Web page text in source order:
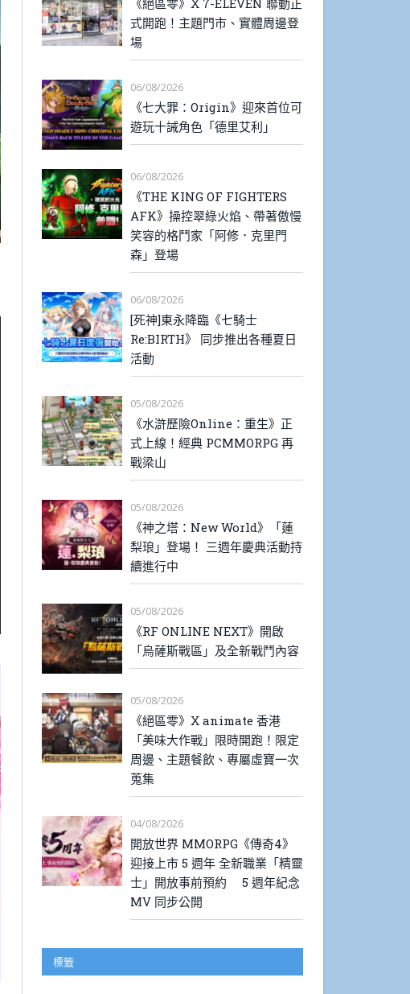
式開跑！主題門市、實體周邊登
場
06/08/2026
《七大罪：Origin》迎來首位可
遊玩十誡角色「德里艾利」
06/08/2026
《THE KING OF FIGHTERS
AFK》操控翠綠火焰、帶著傲慢
笑容的格鬥家「阿修．克里門
森」登場
06/08/2026
[死神]東永降臨《七騎士
Re:BIRTH》 同步推出各種夏日
活動
05/08/2026
《水滸歷險Online：重生》正
式上線！經典 PCMMORPG 再
戰梁山
05/08/2026
《神之塔：New World》「蓮
梨琅」登場！ 三週年慶典活動持
續進行中
05/08/2026
《RF ONLINE NEXT》開啟
「烏薩斯戰區」及全新戰鬥內容
05/08/2026
《絕區零》X animate 香港
「美味大作戰」限時開跑！限定
周邊、主題餐飲、專屬虛寶一次
蒐集
04/08/2026
開放世界 MMORPG《傳奇4》
迎接上市 5 週年 全新職業「精靈
士」開放事前預約 5 週年紀念
MV 同步公開
標籤